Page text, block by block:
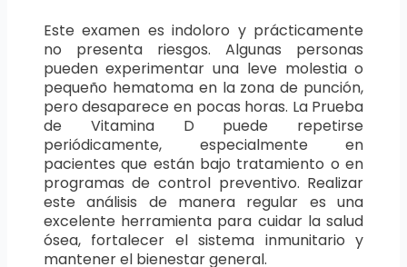
Este examen es indoloro y prácticamente
no presenta riesgos. Algunas personas
pueden experimentar una leve molestia o
pequeño hematoma en la zona de punción,
pero desaparece en pocas horas. La Prueba
de Vitamina D puede repetirse
periódicamente, especialmente en
pacientes que están bajo tratamiento o en
programas de control preventivo. Realizar
este análisis de manera regular es una
excelente herramienta para cuidar la salud
ósea, fortalecer el sistema inmunitario y
mantener el bienestar general.